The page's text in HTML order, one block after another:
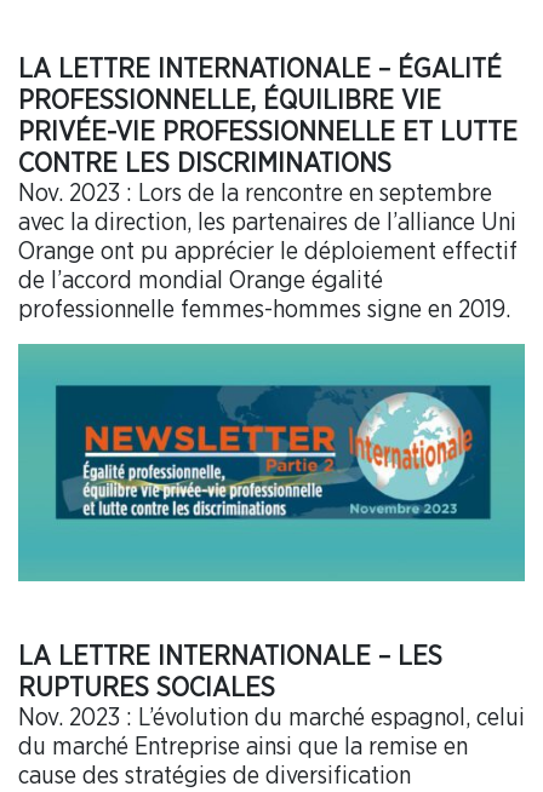
LA LETTRE INTERNATIONALE – ÉGALITÉ
PROFESSIONNELLE, ÉQUILIBRE VIE
PRIVÉE-VIE PROFESSIONNELLE ET LUTTE
CONTRE LES DISCRIMINATIONS
Nov. 2023 : Lors de la rencontre en septembre
avec la direction, les partenaires de l’alliance Uni
Orange ont pu apprécier le déploiement effectif
de l’accord mondial Orange égalité
professionnelle femmes-hommes signe en 2019.
LA LETTRE INTERNATIONALE – LES
RUPTURES SOCIALES
Nov. 2023 : L’évolution du marché espagnol, celui
du marché Entreprise ainsi que la remise en
cause des stratégies de diversification